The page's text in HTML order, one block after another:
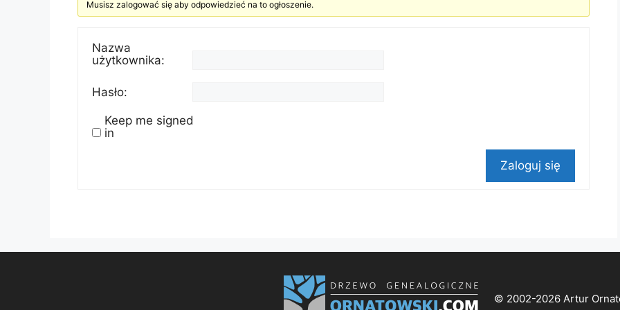
Musisz zalogować się aby odpowiedzieć na to ogłoszenie.
Nazwa
użytkownika:
Hasło:
Keep me signed
in
Zaloguj się
© 2002-2026 Artur